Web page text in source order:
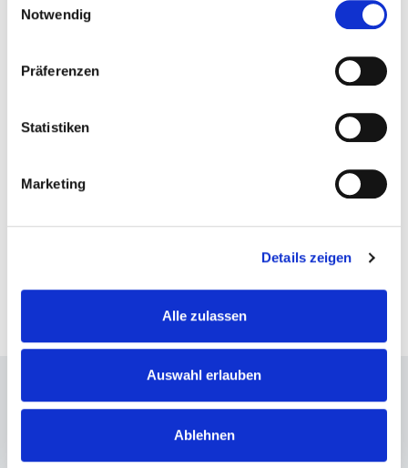
Notwendig
Präferenzen
Statistiken
Marketing
Details zeigen
Alle zulassen
Auswahl erlauben
Ablehnen
GmbH
Und bei allen bekannten Vorverkaufsstellen.
Anschrift
Braunschweiger Veranstaltungsstätten GmbH